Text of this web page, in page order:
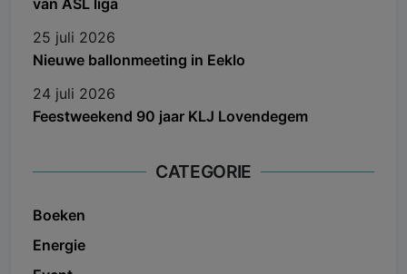
van ASL liga
25 juli 2026
Nieuwe ballonmeeting in Eeklo
24 juli 2026
Feestweekend 90 jaar KLJ Lovendegem
CATEGORIE
Boeken
Energie